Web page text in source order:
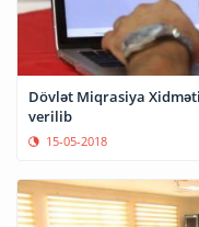
Dövlət Miqrasiya
verilib
15-05-2018